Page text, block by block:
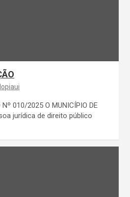
Nº 010/2025 O MUNICÍPIO DE
jurídica de direito público